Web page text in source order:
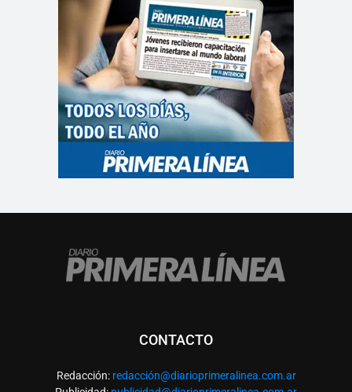
CONTACTO
Redacción: redacción@diarioprimeralinea.com.ar